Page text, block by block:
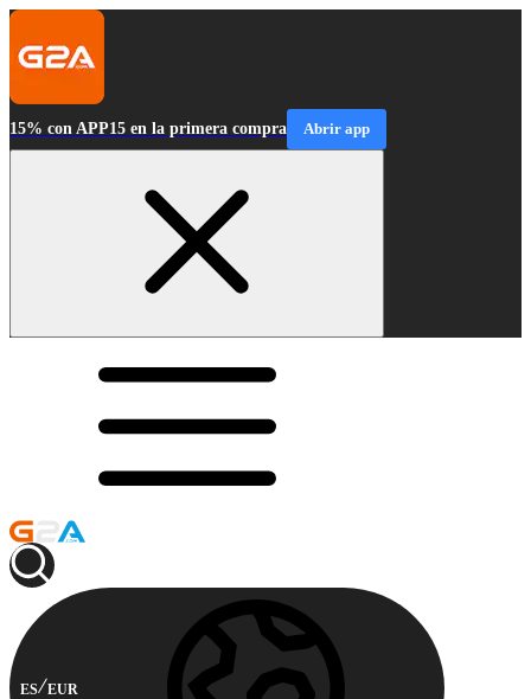
15% con APP15 en la primera compra Abrir app
ES EUR